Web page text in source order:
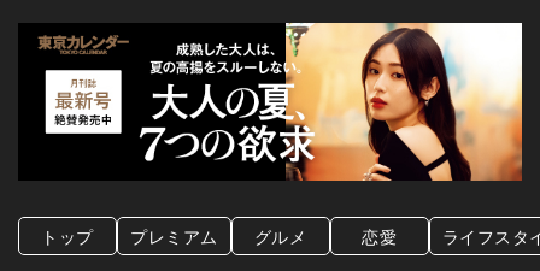
トップ プレミアム グルメ 恋愛 ライフスタ